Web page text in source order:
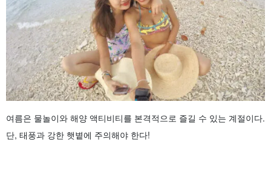
여름은 물놀이와 해양 액티비티를 본격적으로 즐길 수 있는 계절이다.
단, 태풍과 강한 햇볕에 주의해야 한다!